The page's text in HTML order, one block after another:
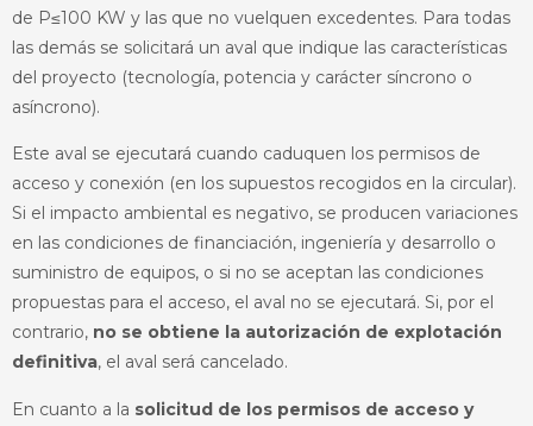
de P≤100 KW y las que no vuelquen excedentes. Para todas
las demás se solicitará un aval que indique las características
del proyecto (tecnología, potencia y carácter síncrono o
asíncrono).
Este aval se ejecutará cuando caduquen los permisos de
acceso y conexión (en los supuestos recogidos en la circular).
Si el impacto ambiental es negativo, se producen variaciones
en las condiciones de financiación, ingeniería y desarrollo o
suministro de equipos, o si no se aceptan las condiciones
propuestas para el acceso, el aval no se ejecutará. Si, por el
contrario, no se obtiene la autorización de explotación
definitiva, el aval será cancelado.
En cuanto a la solicitud de los permisos de acceso y